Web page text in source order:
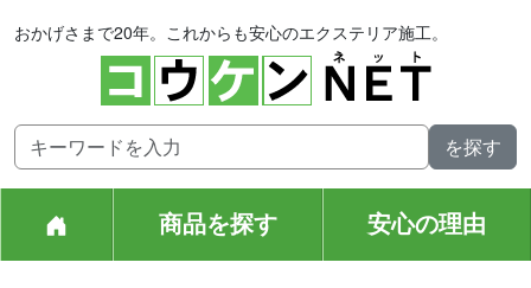
おかげさまで20年。これからも安心のエクステリア施工。
商品を探す 安心の理由